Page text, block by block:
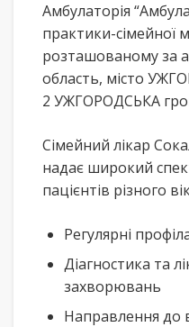
Амбулаторія
практики-сімейної
розташованому за
область, місто
2 УЖГОРОДСЬКА
Сімейний лікар
надає широкий
пацієнтів різного
Регулярні
Діагностика та
захворювань
Направлення до